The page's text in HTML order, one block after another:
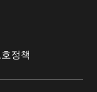
정책